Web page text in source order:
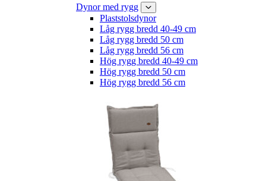
Dynor med rygg
Plaststolsdynor
Låg rygg bredd 40-49 cm
Låg rygg bredd 50 cm
Låg rygg bredd 56 cm
Hög rygg bredd 40-49 cm
Hög rygg bredd 50 cm
Hög rygg bredd 56 cm